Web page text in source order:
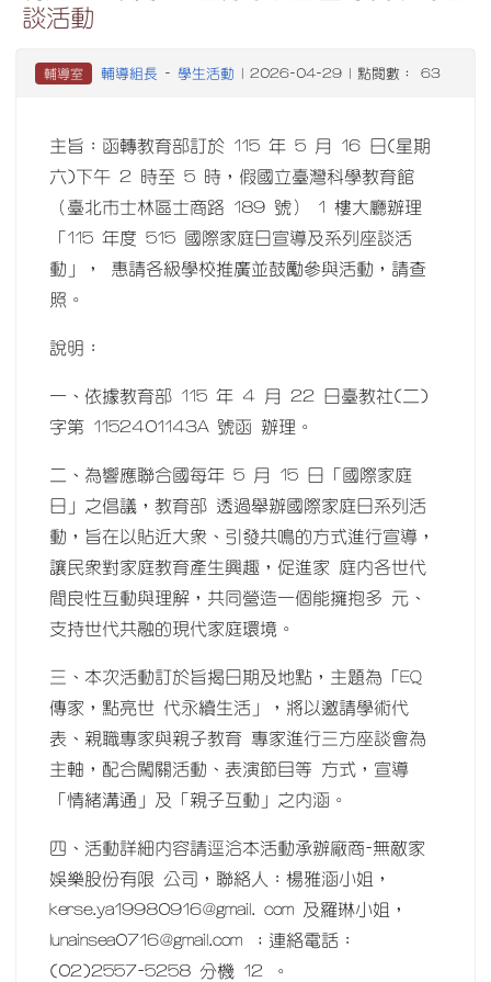
談活動
輔導室 輔導組長 - 學生活動 | 2026-04-29 | 點閱數： 63
主旨：函轉教育部訂於 115 年 5 月 16 日(星期
六)下午 2 時至 5 時，假國立臺灣科學教育館
（臺北市士林區士商路 189 號） 1 樓大廳辦理
「115 年度 515 國際家庭日宣導及系列座談活
動」， 惠請各級學校推廣並鼓勵參與活動，請查
照。
說明：
一、依據教育部 115 年 4 月 22 日臺教社(二)
字第 1152401143A 號函 辦理。
二、為響應聯合國每年 5 月 15 日「國際家庭
日」之倡議，教育部 透過舉辦國際家庭日系列活
動，旨在以貼近大眾、引發共鳴的方式進行宣導，
讓民眾對家庭教育產生興趣，促進家 庭內各世代
間良性互動與理解，共同營造一個能擁抱多 元、
支持世代共融的現代家庭環境。
三、本次活動訂於旨揭日期及地點，主題為「EQ
傳家，點亮世 代永續生活」，將以邀請學術代
表、親職專家與親子教育 專家進行三方座談會為
主軸，配合闖關活動、表演節目等 方式，宣導
「情緒溝通」及「親子互動」之內涵。
四、活動詳細內容請逕洽本活動承辦廠商-無敵家
娛樂股份有限 公司，聯絡人：楊雅涵小姐，
kerse.ya19980916@gmail. com 及羅琳小姐，
lunainsea0716@gmail.com ；連絡電話：
(02)2557-5258 分機 12 。